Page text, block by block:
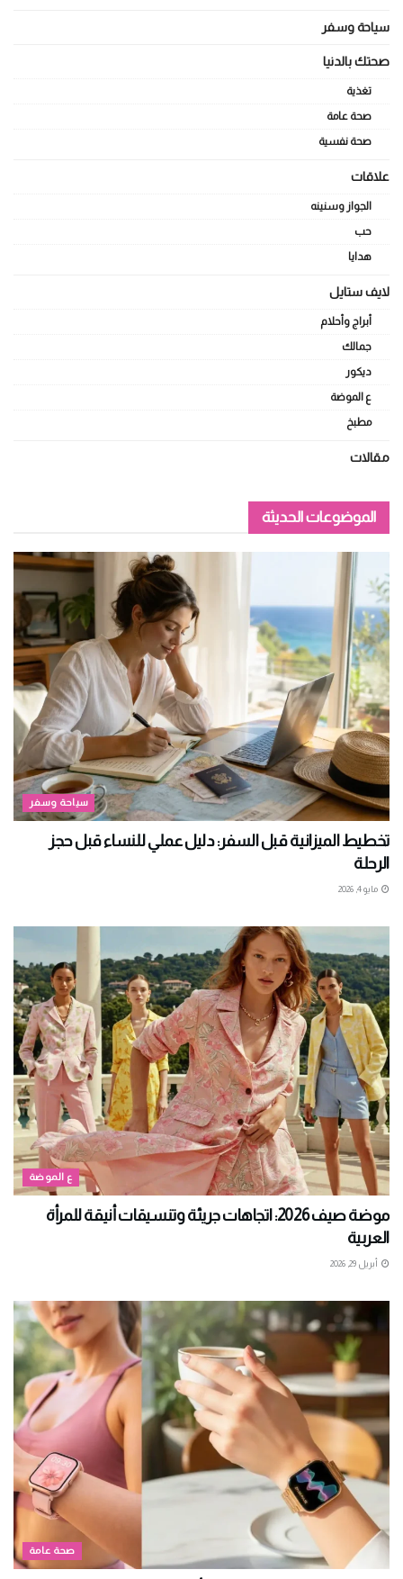
سياحة وسفر
صحتك بالدنيا
تغذية
صحة عامة
صحة نفسية
علاقات
الجواز وسنينه
حب
هدايا
لايف ستايل
أبراج وأحلام
جمالك
ديكور
ع الموضة
مطبخ
مقالات
الموضوعات الحديثة
سياحة وسفر
تخطيط الميزانية قبل السفر: دليل عملي للنساء قبل حجز
الرحلة
مايو 4, 2026
ع الموضة
موضة صيف 2026: اتجاهات جريئة وتنسيقات أنيقة للمرأة
العربية
أبريل 29, 2026
صحة عامة